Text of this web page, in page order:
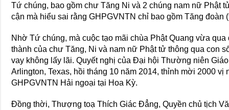
Tứ chúng, bao gồm chư Tăng Ni và 2 chúng nam nữ Phật
cận mà hiểu sai rằng GHPGVNTN chỉ bao gồm Tăng đoàn
Nhờ Tứ chúng, mà cuộc tạo mãi chùa Phật Quang vừa
thành của chư Tăng, Ni và nam nữ Phật tử thông qua con
vay không lấy lãi. Quyết nghị của Đại hội Thường niên
Arlington, Texas, hồi tháng 10 năm 2014, thỉnh mời 2000
GHPGVNTN Hải ngoại tại Hoa Kỳ.
Đồng thời, Thượng toạ Thích Giác Đẳng, Quyền chủ tịch